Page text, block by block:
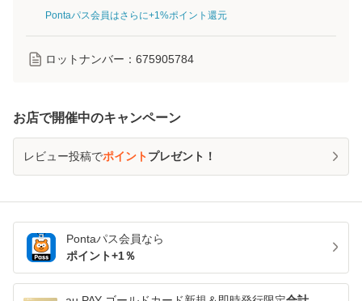
Pontaパス会員はさらに+1%ポイント還元
ロットナンバー： 675905784
お店で開催中のキャンペーン
レビュー投稿でポイントプレゼント！
Pontaパス会員なら
ポイント+1％